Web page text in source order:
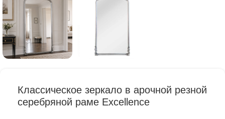
Классическое зеркало в арочной резной
серебряной раме Excellence